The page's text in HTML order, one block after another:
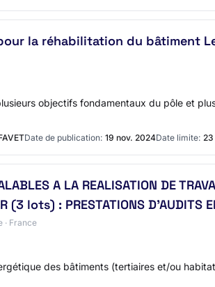
la réhabilitation du bâtiment
objectifs fondamentaux du pôle et
Date de publication: 19 nov. 2024Date limite: 23
A LA REALISATION DE
(3 lots) : PRESTATIONS D'AUDITS
· France
des bâtiments (tertiaires et/ou